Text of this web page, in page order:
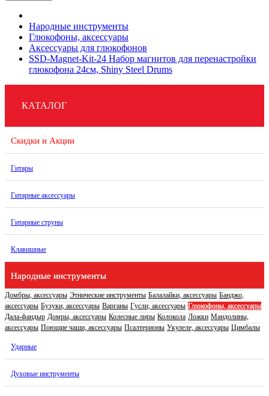
Народные инструменты
Глюкофоны, аксессуары
Аксессуары для глюкофонов
SSD-Magnet-Kit-24 Набор магнитов для перенастройки
глюкофона 24см, Shiny Steel Drums
КАТАЛОГ
Скидки и Акции
Гитары
Гитарные аксессуары
Гитарные струны
Клавишные
Народные инструменты
Домбры, аксессуары Этнические инструменты Балалайки, аксессуары Банджо,
аксессуары Бузуки, аксессуары Варганы Гусли, аксессуары Глюкофоны, аксессуары
Дала-фандыр Домры, аксессуары Колесные лиры Колокола Ложки Мандолины,
аксессуары Поющие чаши, аксессуары Псалтерионы Укулеле, аксессуары Цимбалы
Ударные
Духовые инструменты